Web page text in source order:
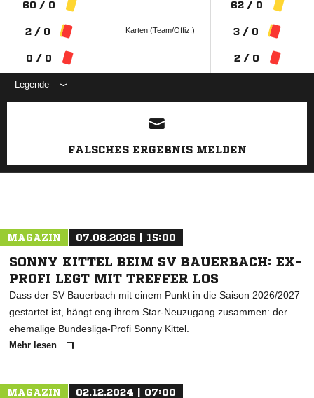
60 / 0
2 / 0
0 / 0
Karten (Team/Offiz.)
62 / 0
3 / 0
2 / 0
Legende
ANZEIGE
FALSCHES ERGEBNIS MELDEN
MAGAZIN 07.08.2026 | 15:00
SONNY KITTEL BEIM SV BAUERBACH: EX-
PROFI LEGT MIT TREFFER LOS
Dass der SV Bauerbach mit einem Punkt in die Saison 2026/2027
gestartet ist, hängt eng ihrem Star-Neuzugang zusammen: der
ehemalige Bundesliga-Profi Sonny Kittel.
Mehr lesen
MAGAZIN 02.12.2024 | 07:00